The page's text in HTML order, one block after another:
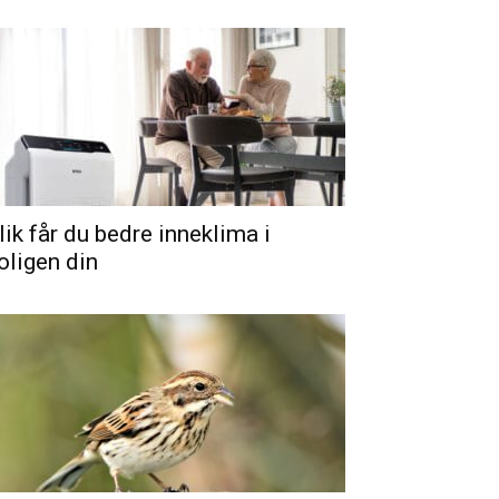
får du bedre inneklima i
din